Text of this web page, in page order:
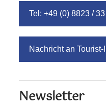
Tel: +49 (0) 8823 /
Nachricht an Tourist-
Newsletter